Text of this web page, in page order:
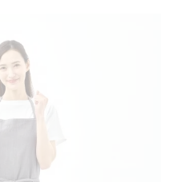
の注意すべきポイント
のパート有給条件整理
有給休暇の活用術
給休暇の活用方法
給を有効に使うコツ
ト有給取得テクニック